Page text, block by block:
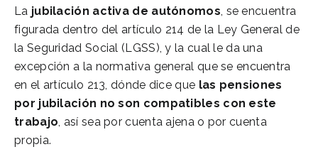
La jubilación activa de autónomos, se encuentra
figurada dentro del artículo 214 de la Ley General de
la Seguridad Social (LGSS), y la cual le da una
excepción a la normativa general que se encuentra
en el artículo 213, dónde dice que las pensiones
por jubilación no son compatibles con este
trabajo, así sea por cuenta ajena o por cuenta
propia.